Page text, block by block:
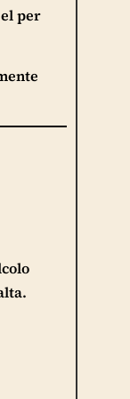
per